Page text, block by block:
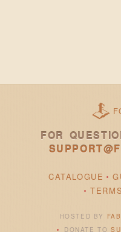
FOR
CATALOGUE
HOSTED BY
DONATE TO